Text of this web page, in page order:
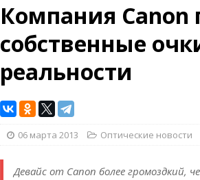
Компания Canon
собственные
реальности
06 марта 2013 Оптические новости
Девайс от Canon более громоздкий,